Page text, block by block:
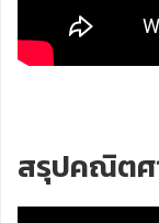
สรุปคณิตศ